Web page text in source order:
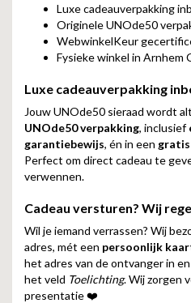
Luxe cadeauverpakking
Originele UNOde50
WebwinkelKeur
Fysieke winkel in Arnhem
Luxe cadeauverpakking
Jouw UNOde50 sieraad wordt
UNOde50 verpakking, inclusief
garantiebewijs, én in een gratis
Perfect om direct cadeau te
verwennen.
Cadeau versturen? Wij
Wil je iemand verrassen? Wij
adres, mét een persoonlijk
het adres van de ontvanger in
het veld Toelichting. Wij zorgen
presentatie ❤️